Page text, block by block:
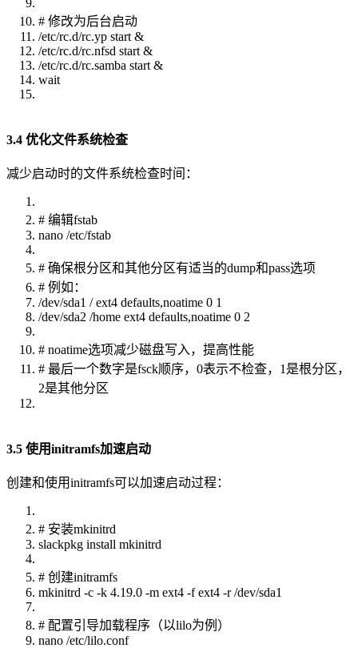
# 修改为后台启动
/etc/rc.d/rc.yp start &
/etc/rc.d/rc.nfsd start &
/etc/rc.d/rc.samba start &
wait
3.4 优化文件系统检查
减少启动时的文件系统检查时间：
# 编辑fstab
nano /etc/fstab
# 确保根分区和其他分区有适当的dump和pass选项
# 例如：
/dev/sda1 / ext4 defaults,noatime 0 1
/dev/sda2 /home ext4 defaults,noatime 0 2
# noatime选项减少磁盘写入，提高性能
# 最后一个数字是fsck顺序，0表示不检查，1是根分区，
2是其他分区
3.5 使用initramfs加速启动
创建和使用initramfs可以加速启动过程：
# 安装mkinitrd
slackpkg install mkinitrd
# 创建initramfs
mkinitrd -c -k 4.19.0 -m ext4 -f ext4 -r /dev/sda1
# 配置引导加载程序（以lilo为例）
nano /etc/lilo.conf